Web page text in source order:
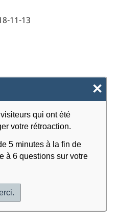
×
qui ont été
votre rétroaction.
5 minutes à la fin de
à 6 questions sur votre
11-13